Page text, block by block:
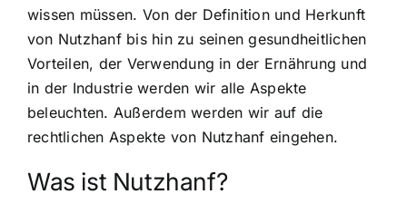
wissen müssen. Von der Definition und Herkunft
von Nutzhanf bis hin zu seinen gesundheitlichen
Vorteilen, der Verwendung in der Ernährung und
in der Industrie werden wir alle Aspekte
beleuchten. Außerdem werden wir auf die
rechtlichen Aspekte von Nutzhanf eingehen.
Was ist Nutzhanf?